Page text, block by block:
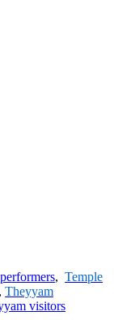
, Temple
, Theyyam
visitors